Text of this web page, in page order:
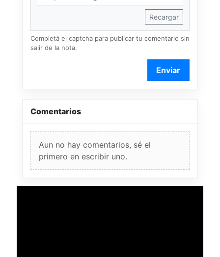
Recargar
Completá el captcha para publicar tu comentario sin
salir de la nota.
Enviar
Comentarios
Aun no hay comentarios, sé el
primero en escribir uno.